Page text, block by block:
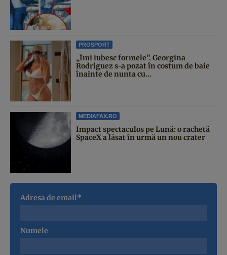
PROSPORT
„Îmi iubesc formele”. Georgina
Rodriguez s-a pozat în costum de baie
înainte de nunta cu...
MEDIAFAX.RO
Impact spectaculos pe Lună: o rachetă
SpaceX a lăsat în urmă un nou crater
Adresa de email*
Numele